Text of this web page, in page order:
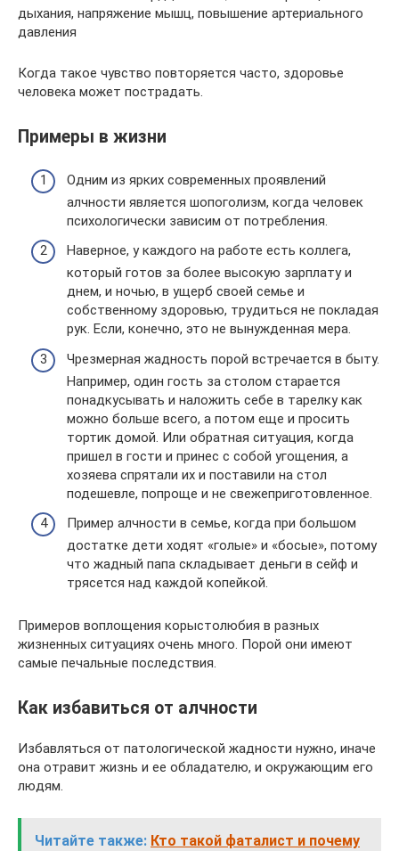
дыхания, напряжение мышц, повышение артериального
давления
Когда такое чувство повторяется часто, здоровье
человека может пострадать.
Примеры в жизни
Одним из ярких современных проявлений
алчности является шопоголизм, когда человек
психологически зависим от потребления.
Наверное, у каждого на работе есть коллега,
который готов за более высокую зарплату и
днем, и ночью, в ущерб своей семье и
собственному здоровью, трудиться не покладая
рук. Если, конечно, это не вынужденная мера.
Чрезмерная жадность порой встречается в быту.
Например, один гость за столом старается
понадкусывать и наложить себе в тарелку как
можно больше всего, а потом еще и просить
тортик домой. Или обратная ситуация, когда
пришел в гости и принес с собой угощения, а
хозяева спрятали их и поставили на стол
подешевле, попроще и не свежеприготовленное.
Пример алчности в семье, когда при большом
достатке дети ходят «голые» и «босые», потому
что жадный папа складывает деньги в сейф и
трясется над каждой копейкой.
Примеров воплощения корыстолюбия в разных
жизненных ситуациях очень много. Порой они имеют
самые печальные последствия.
Как избавиться от алчности
Избавляться от патологической жадности нужно, иначе
она отравит жизнь и ее обладателю, и окружающим его
людям.
Читайте также: Кто такой фаталист и почему